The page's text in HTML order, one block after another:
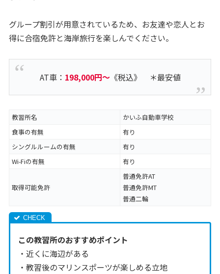
グループ割引が用意されているため、お友達や恋人とお
得に合宿免許と海岸旅行を楽しんでください。
AT車： 198,000円～《税込》 ＊最安値
教習所名
かいふ自動車学校
食事の有無
有り
シングルルームの有無
有り
Wi-Fiの有無
有り
取得可能免許
普通免許AT
普通免許MT
普通二輪
この教習所のおすすめポイント
・近くに海辺がある
・教習後のマリンスポーツが楽しめる立地